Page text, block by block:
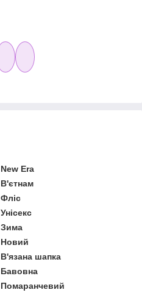
New Era
В'єтнам
Фліс
Унісекс
Зима
Новий
В'язана шапка
Бавовна
Помаранчевий